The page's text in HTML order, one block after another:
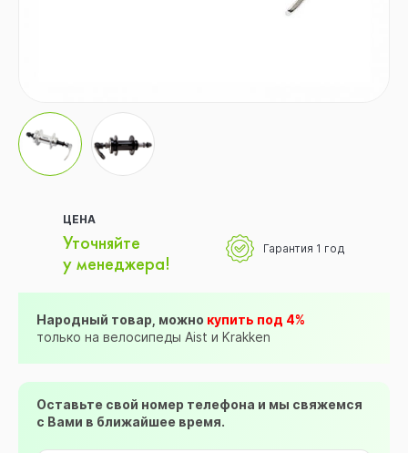
ЦЕНА
Уточняйте
у менеджера!
Гарантия 1 год
Народный товар, можно купить под 4%
только на велосипеды Aist и Krakken
Оставьте свой номер телефона и мы свяжемся
с Вами в ближайшее время.